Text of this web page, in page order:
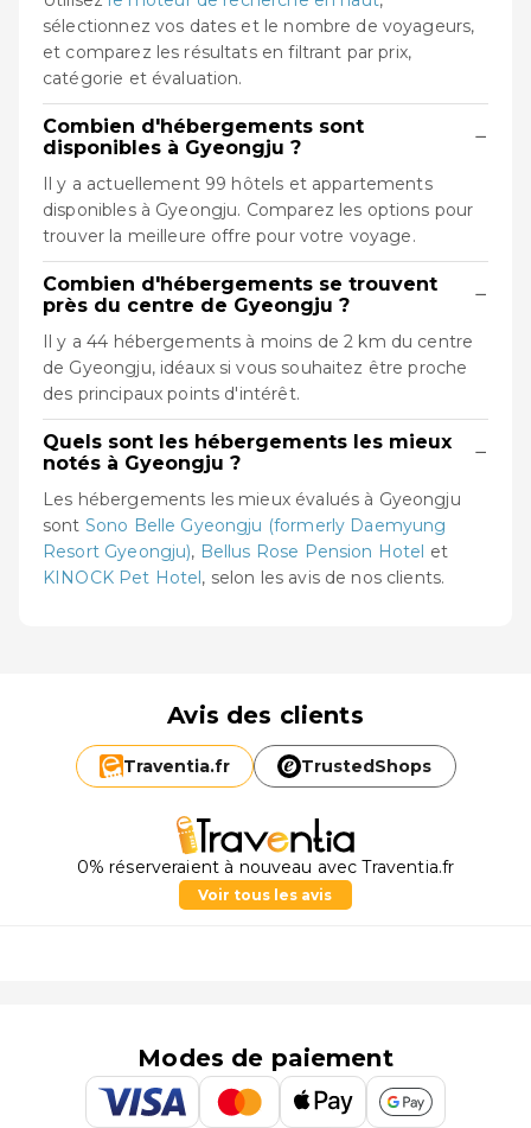
sélectionnez vos dates et le nombre de voyageurs,
et comparez les résultats en filtrant par prix,
catégorie et évaluation.
Combien d'hébergements sont
disponibles à Gyeongju ?
−
Il y a actuellement 99 hôtels et appartements
disponibles à Gyeongju. Comparez les options pour
trouver la meilleure offre pour votre voyage.
Combien d'hébergements se trouvent
près du centre de Gyeongju ?
−
Il y a 44 hébergements à moins de 2 km du centre
de Gyeongju, idéaux si vous souhaitez être proche
des principaux points d'intérêt.
Quels sont les hébergements les mieux
notés à Gyeongju ?
−
Les hébergements les mieux évalués à Gyeongju
sont Sono Belle Gyeongju (formerly Daemyung
Resort Gyeongju), Bellus Rose Pension Hotel et
KINOCK Pet Hotel, selon les avis de nos clients.
Avis des clients
Traventia.fr TrustedShops
0% réserveraient à nouveau avec Traventia.fr
Voir tous les avis
Modes de paiement